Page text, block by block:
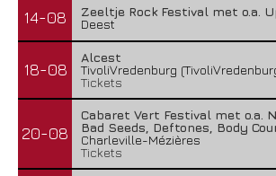
14-08
Zeeltje Rock Festival met o.a.
Deest
18-08
Alcest
TivoliVredenburg
Tickets
20-08
Cabaret Vert Festival met o.a.
Bad Seeds, Deftones, Body
Charleville-Mézières
Tickets